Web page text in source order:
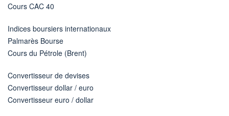
Cours CAC 40
Indices boursiers internationaux
Palmarès Bourse
Cours du Pétrole (Brent)
Convertisseur de devises
Convertisseur dollar / euro
Convertisseur euro / dollar